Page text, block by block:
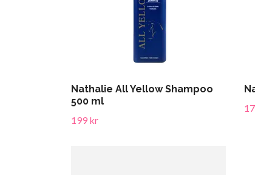
Nathalie All Yellow Shampoo
500 ml
199 kr